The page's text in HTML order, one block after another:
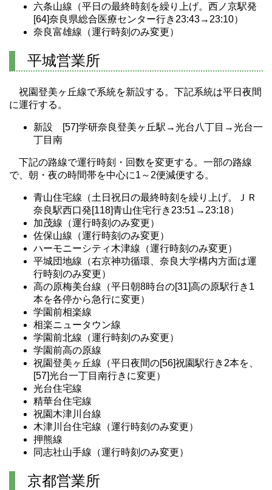
六条山線（平日の最終時刻を繰り上げ。西ノ京駅発
[64]奈良県総合医療センター行き23:43→23:10）
奈良富雄線（運行時刻のみ変更）
平城営業所
祝園登美ヶ丘線で系統を新設する。下記系統は平日夜間
に運行する。
新設 [57]学研奈良登美ヶ丘駅→光台八丁目→光台一
丁目南
下記の路線で運行時刻・回数を変更する。一部の路線
で、朝・夜の時間帯を中心に1～2便減便する。
青山住宅線（土日祝日の最終時刻を繰り上げ。ＪＲ
奈良駅西口発[118]青山住宅行き23:51→23:18）
加茂線（運行時刻のみ変更）
佐保山線（運行時刻のみ変更）
ハーモニーシティ木津線（運行時刻のみ変更）
平城団地線（右京神功循環、奈良大学構内方面は運
行時刻のみ変更）
高の原梅美台線（平日朝8時台の[31]高の原駅行き1
本を各停から急行に変更）
学園前相楽線
相楽ニュータウン線
学園前北線（運行時刻のみ変更）
学園前高の原線
祝園登美ヶ丘線（平日夜間の[56]祝園駅行き2本を、
[57]光台一丁目南行きに変更）
光台住宅線
精華台住宅線
祝園木津川台線
木津川台住宅線（運行時刻のみ変更）
押熊線
同志社山手線（運行時刻のみ変更）
京都営業所